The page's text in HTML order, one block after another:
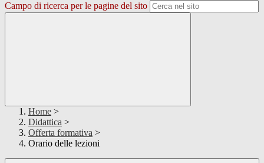
Campo di ricerca per le pagine del sito
Home >
Didattica >
Offerta formativa >
Orario delle lezioni